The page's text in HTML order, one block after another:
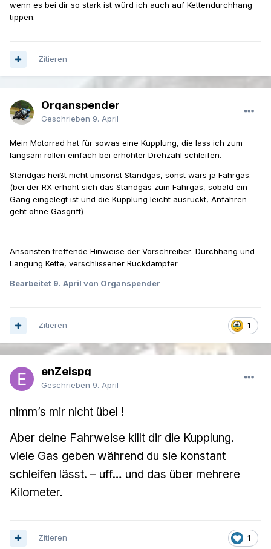
wenn es bei dir so stark ist würd ich auch auf Kettendurchhang
tippen.
Zitieren
Organspender
Geschrieben 9. April
Mein Motorrad hat für sowas eine Kupplung, die lass ich zum
langsam rollen einfach bei erhöhter Drehzahl schleifen.
Standgas heißt nicht umsonst Standgas, sonst wärs ja Fahrgas.
(bei der RX erhöht sich das Standgas zum Fahrgas, sobald ein
Gang eingelegt ist und die Kupplung leicht ausrückt, Anfahren
geht ohne Gasgriff)
Ansonsten treffende Hinweise der Vorschreiber: Durchhang und
Längung Kette, verschlissener Ruckdämpfer
Bearbeitet 9. April von Organspender
1
Zitieren
enZeispg
Geschrieben 9. April
nimm’s mir nicht übel !
Aber deine Fahrweise killt dir die Kupplung.
viele Gas geben während du sie konstant
schleifen lässt. – uff… und das über mehrere
Kilometer.
1
Zitieren